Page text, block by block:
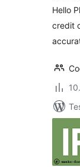
Hello
credit